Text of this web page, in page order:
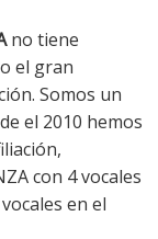
no tiene
el gran
Somos un
el 2010 hemos
con 4 vocales
en el